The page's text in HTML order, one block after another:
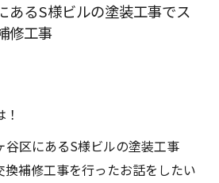
あるS様ビルの塗装工事でス
修工事
区にあるS様ビルの塗装工事
換補修工事を行ったお話をしたい